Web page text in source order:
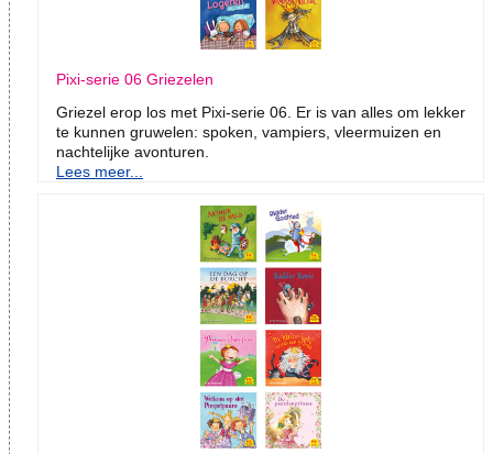
Pixi-serie 06 Griezelen
Griezel erop los met Pixi-serie 06. Er is van alles om lekker
te kunnen gruwelen: spoken, vampiers, vleermuizen en
nachtelijke avonturen.
Lees meer...